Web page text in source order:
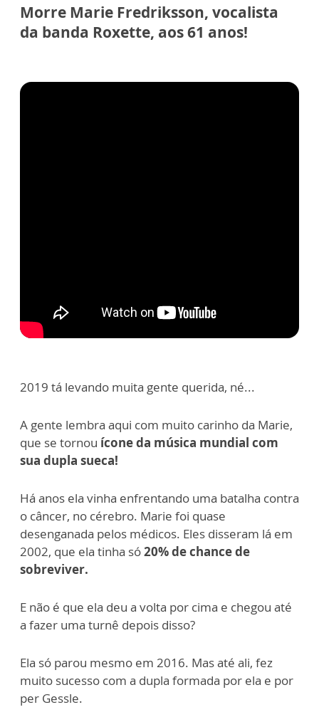
Morre Marie Fredriksson, vocalista
da banda Roxette, aos 61 anos!
2019 tá levando muita gente querida, né...
A gente lembra aqui com muito carinho da Marie,
que se tornou ícone da música mundial com
sua dupla sueca!
Há anos ela vinha enfrentando uma batalha contra
o câncer, no cérebro. Marie foi quase
desenganada pelos médicos. Eles disseram lá em
2002, que ela tinha só20% de chance de
sobreviver.
E não é que ela deu a volta por cima e chegou até
a fazer uma turnê depois disso?
Ela só parou mesmo em 2016. Mas até ali, fez
muito sucesso com a dupla formada por ela e por
per Gessle.